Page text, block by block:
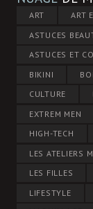
ART ART
ASTUCES
ASTUCES ET
BIKINI
CULTURE
EXTREM MEN
HIGH-TECH
LES ATELIERS
LES FILLES
LIFESTYLE